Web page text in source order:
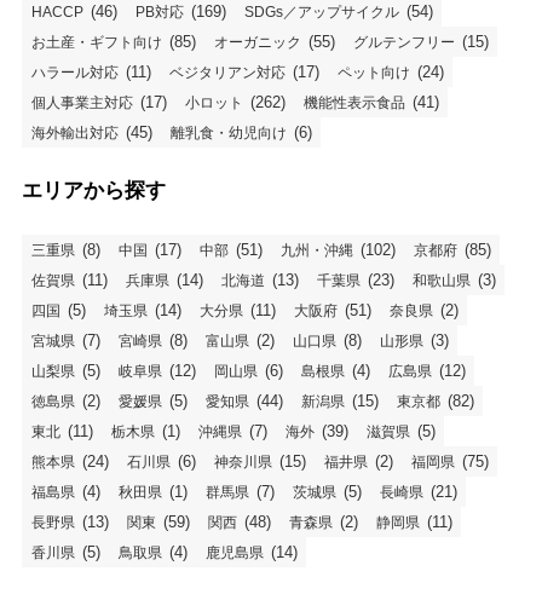
HACCP (46) PB対応 (169) SDGs／アップサイクル (54)
お土産・ギフト向け (85) オーガニック (55) グルテンフリー (15)
ハラール対応 (11) ベジタリアン対応 (17) ペット向け (24)
個人事業主対応 (17) 小ロット (262) 機能性表示食品 (41)
海外輸出対応 (45) 離乳食・幼児向け (6)
エリアから探す
三重県 (8) 中国 (17) 中部 (51) 九州・沖縄 (102) 京都府 (85)
佐賀県 (11) 兵庫県 (14) 北海道 (13) 千葉県 (23) 和歌山県 (3)
四国 (5) 埼玉県 (14) 大分県 (11) 大阪府 (51) 奈良県 (2)
宮城県 (7) 宮崎県 (8) 富山県 (2) 山口県 (8) 山形県 (3)
山梨県 (5) 岐阜県 (12) 岡山県 (6) 島根県 (4) 広島県 (12)
徳島県 (2) 愛媛県 (5) 愛知県 (44) 新潟県 (15) 東京都 (82)
東北 (11) 栃木県 (1) 沖縄県 (7) 海外 (39) 滋賀県 (5)
熊本県 (24) 石川県 (6) 神奈川県 (15) 福井県 (2) 福岡県 (75)
福島県 (4) 秋田県 (1) 群馬県 (7) 茨城県 (5) 長崎県 (21)
長野県 (13) 関東 (59) 関西 (48) 青森県 (2) 静岡県 (11)
香川県 (5) 鳥取県 (4) 鹿児島県 (14)